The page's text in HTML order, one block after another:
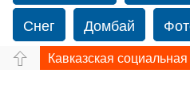
Снег
Домбай
Путешествие
Кавказская